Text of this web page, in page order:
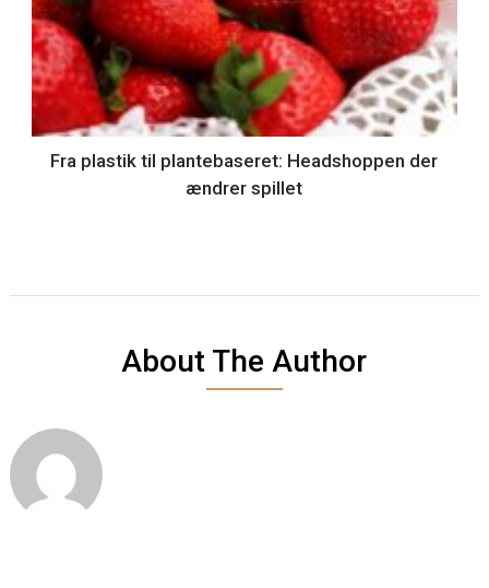
Fra plastik til plantebaseret: Headshoppen der
ændrer spillet
About The Author